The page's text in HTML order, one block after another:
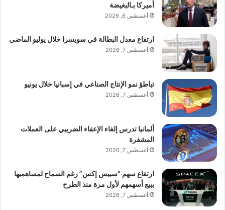
أميركا بـالبغيضة
أغسطس 8, 2026
ارتفاع معدل البطالة في سويسرا خلال يوليو الماضي
أغسطس 7, 2026
تباطؤ نمو الإنتاج الصناعي في إسبانيا خلال يونيو
أغسطس 7, 2026
ألمانيا تدرس إلغاء الإعفاء الضريبي على العملات
المشفرة
أغسطس 7, 2026
ارتفاع سهم “سبيس إكس” رغم السماح لمساهميها
ببيع أسهمهم لأول مرة منذ الطرح
أغسطس 7, 2026